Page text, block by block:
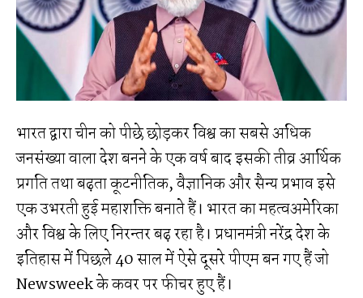
भारत द्वारा चीन को पीछे छोड़कर विश्व का सबसे अधिक
जनसंख्या वाला देश बनने के एक वर्ष बाद इसकी तीव्र आर्थिक
प्रगति तथा बढ़ता कूटनीतिक, वैज्ञानिक और सैन्य प्रभाव इसे
एक उभरती हुई महाशक्ति बनाते हैं। भारत का महत्वअमेरिका
और विश्व के लिए निरन्तर बढ़ रहा है। प्रधानमंत्री नरेंद्र देश के
इतिहास में पिछले 40 साल में ऐसे दूसरे पीएम बन गए हैं जो
Newsweek के कवर पर फीचर हुए हैं।